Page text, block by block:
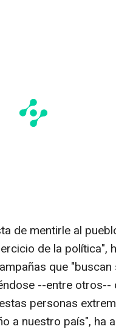
de mentirle al
de la política",
que
--entre
personas
a nuestro país", ha